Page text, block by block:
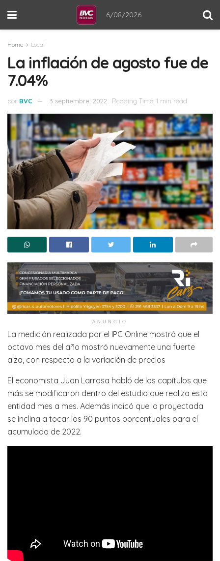
6/08/2026
Home Local
La inflación de agosto fue de
7.04%
por BVC 3 septiembre, 2022 Reading Time: 1 min read
ANUNCIO
La medición realizada por el IPC Online mostró que el
octavo mes del año mostró nuevamente una fuerte
alza, con respecto a la variación de precios
El economista Juan Larrosa habló de los capítulos que
más se modificaron dentro del estudio que realiza esta
entidad mes a mes. Además indicó que la proyectada
se inclina a tocar los 90 puntos porcentuales para el
acumulado de 2022.